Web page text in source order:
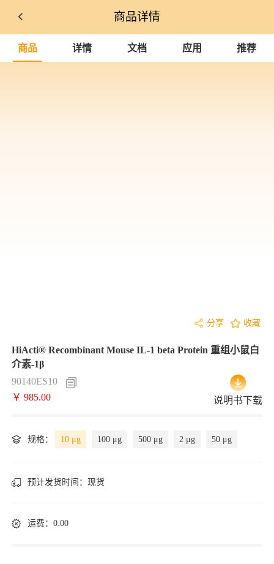
商品详情
商品 详情 文档 应用 推荐
分享 收藏
HiActi® Recombinant Mouse IL-1 beta Protein 重组小鼠白
介素-1β
90140ES10
￥ 985.00
说明书下载
规格： 10 μg 100 μg 500 μg 2 μg 50 μg
预计发货时间： 现货
运费：0.00